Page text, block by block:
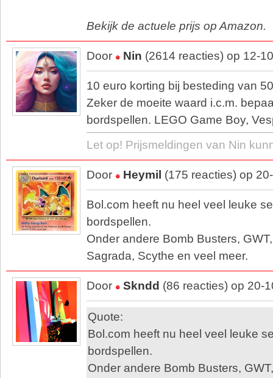
Bekijk de actuele prijs op Amazon.
Door Nin (2614 reacties) op 12-
10 euro korting bij besteding van
Zeker de moeite waard i.c.m.
bordspellen. LEGO Game Boy,
Let op! Prijsmeldingen van Nin
Door Heymil (175 reacties) op
Bol.com heeft nu heel veel leuke
bordspellen.
Onder andere Bomb Busters,
Sagrada, Scythe en veel meer.
Door Skndd (86 reacties) op 20-
Quote:
Bol.com heeft nu heel veel leuke
bordspellen.
Onder andere Bomb Busters,